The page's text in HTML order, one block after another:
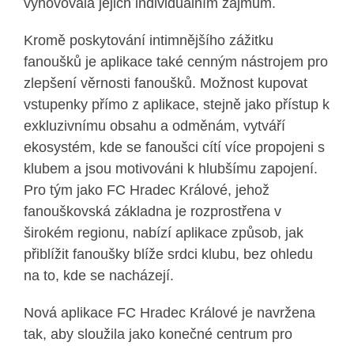
vyhovovala jejich individuálním zájmům.
Kromě poskytování intimnějšího zážitku
fanoušků je aplikace také cenným nástrojem pro
zlepšení věrnosti fanoušků. Možnost kupovat
vstupenky přímo z aplikace, stejně jako přístup k
exkluzivnímu obsahu a odměnám, vytváří
ekosystém, kde se fanoušci cítí více propojeni s
klubem a jsou motivováni k hlubšímu zapojení.
Pro tým jako FC Hradec Králové, jehož
fanouškovská základna je rozprostřena v
širokém regionu, nabízí aplikace způsob, jak
přiblížit fanoušky blíže srdci klubu, bez ohledu
na to, kde se nacházejí.
Nová aplikace FC Hradec Králové je navržena
tak, aby sloužila jako konečné centrum pro